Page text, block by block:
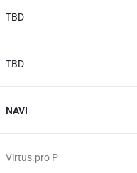
TBD
TBD
NAVI
Virtus.pro P